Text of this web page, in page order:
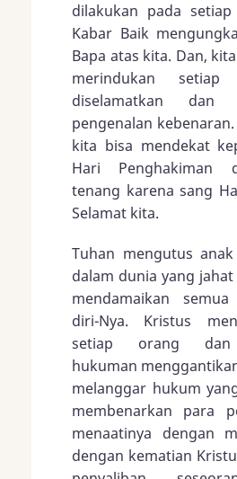
dilakukan pada
Kabar Baik
Bapa atas kita. Dan,
merindukan
diselamatkan dan
pengenalan
kita bisa mendekat
Hari Penghakiman
tenang karena sang
Selamat kita.
Tuhan mengutus
dalam dunia yang
mendamaikan
diri-Nya. Kristus
setiap orang dan
hukuman
melanggar hukum
membenarkan para
menaatinya dengan
dengan kematian